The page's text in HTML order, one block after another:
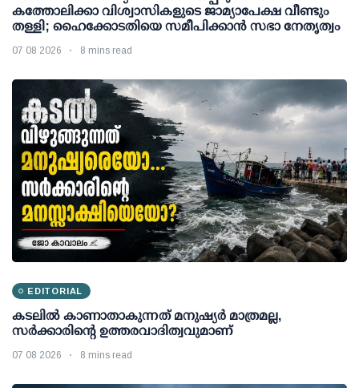
കത്തോലിക്കാ വിശ്വാസികളുടെ ജാമ്യാപേക്ഷ വീണ്ടും
തള്ളി; ഹൈക്കോടതിയെ സമീപിക്കാൻ സഭാ നേതൃത്വം
07 08 2026 8 mins read
EDITORIAL
കടലിൽ കാണാതാകുന്നത് മനുഷ്യർ മാത്രമല്ല,
സർക്കാരിന്റെ ഉത്തരവാദിത്വവുമാണ്
07 08 2026 8 mins read